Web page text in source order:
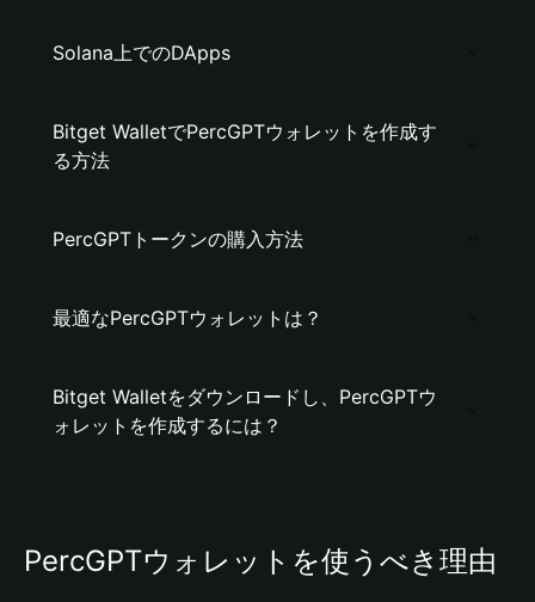
Solana上でのDApps
Bitget WalletでPercGPTウォレットを作成す
る方法
PercGPTトークンの購入方法
最適なPercGPTウォレットは？
Bitget Walletをダウンロードし、PercGPTウ
ォレットを作成するには？
PercGPTウォレットを使うべき理由